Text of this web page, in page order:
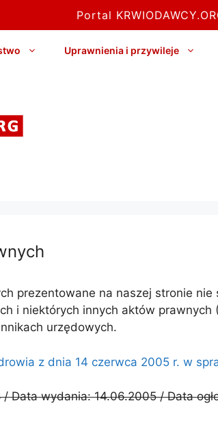
Portal
Uprawnienia i przywileje
prezentowane na naszej stronie
i niektórych innych aktów
urzędowych.
z dnia 14 czerwca 2005 r. w
Data wydania: 14.06.2005 / Data